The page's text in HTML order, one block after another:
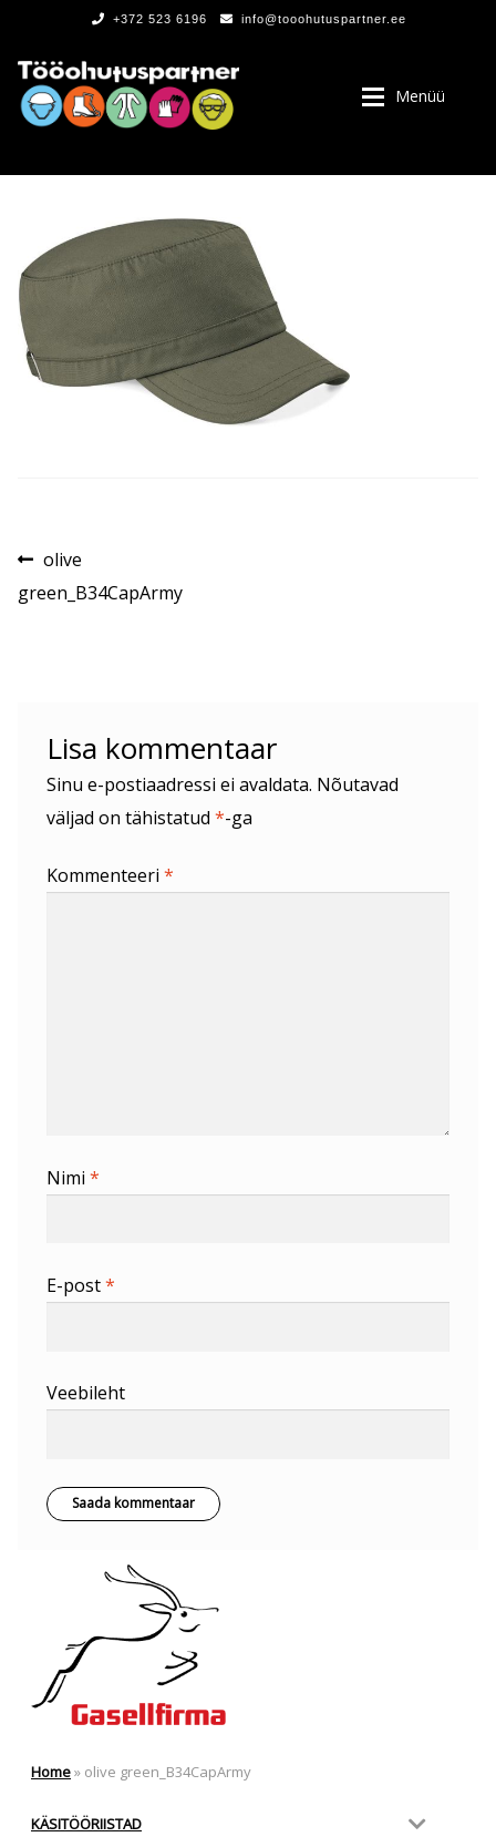
+372 523 6196 info@tooohutuspartner.ee
Menüü
Navigeerimine
Eelmine
postitus:
olive
green_B34CapArmy
Lisa kommentaar
Sinu e-postiaadressi ei avaldata. Nõutavad
väljad on tähistatud *-ga
Kommenteeri *
Nimi *
E-post*
Veebileht
Home» olive green_B34CapArmy
KÄSITÖÖRIISTAD